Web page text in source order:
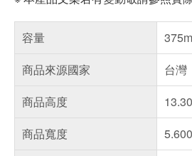
容量
商品來源國家
台灣
商品高度
商品寬度